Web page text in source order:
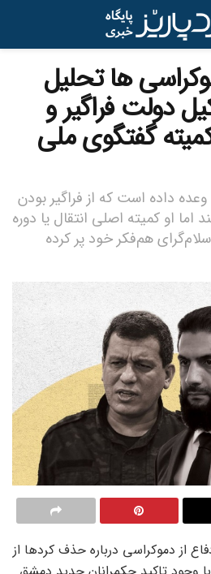
ها تحلیل
دولت فراگیر و
گفتگوی ملی
داده است که از فراگیر بودن
او کمیته اصلی انتقال یا دوره
هم‌فکر خود پر کرده
از دموکراسی درباره حذف کردها از